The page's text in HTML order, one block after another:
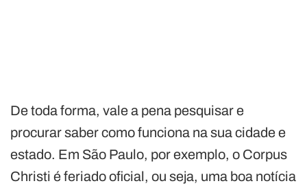
De toda forma, vale a pena pesquisar e
procurar saber como funciona na sua cidade e
estado. Em São Paulo, por exemplo, o Corpus
Christi é feriado oficial, ou seja, uma boa notícia